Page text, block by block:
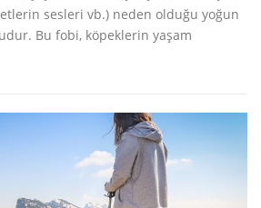
sesleri vb.) neden olduğu yoğun
Bu fobi, köpeklerin yaşam